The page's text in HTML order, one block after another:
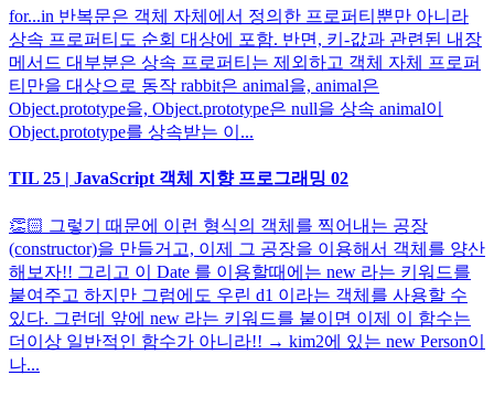
for...in 반복문은 객체 자체에서 정의한 프로퍼티뿐만 아니라
상속 프로퍼티도 순회 대상에 포함. 반면, 키-값과 관련된 내장
메서드 대부분은 상속 프로퍼티는 제외하고 객체 자체 프로퍼
티만을 대상으로 동작 rabbit은 animal을, animal은
Object.prototype을, Object.prototype은 null을 상속 animal이
Object.prototype를 상속받는 이...
TIL 25 | JavaScript 객체 지향 프로그래밍 02
👏🏻 그렇기 때문에 이런 형식의 객체를 찍어내는 공장
(constructor)을 만들거고, 이제 그 공장을 이용해서 객체를 양산
해보자!! 그리고 이 Date 를 이용할때에는 new 라는 키워드를
붙여주고 하지만 그럼에도 우린 d1 이라는 객체를 사용할 수
있다. 그런데 앞에 new 라는 키워드를 붙이면 이제 이 함수는
더이상 일반적인 함수가 아니라!! → kim2에 있는 new Person이
나...